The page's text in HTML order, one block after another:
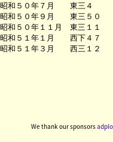
昭和５０年７月　　東三
昭和５０年９月　　東三５
昭和５０年１１月　東三
昭和５１年１月　　西下
We thank our sponsors